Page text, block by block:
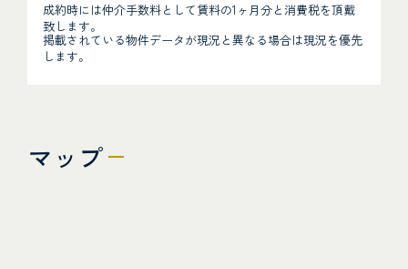
成約時には仲介手数料として賃料の1ヶ月分と消費税を頂戴
致します。
掲載されている物件データが現況と異なる場合は現況を優先
します。
マップ